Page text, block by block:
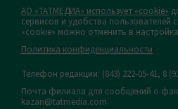
АО «ТАТМЕДИА» использует «cookie»
сервисов и удобства пользователей
«cookie» можно отменить в
Политика конфиденциальности
Телефон редакции: (843) 222-05-41, 8
Почта филиала для сообщений о
kazan@tatmedia.com